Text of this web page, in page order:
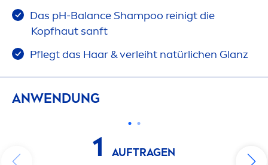
Das pH-BalanceShampoo reinigt die
Kopfhaut sanft
Pflegt das Haar & verleiht natürlichen Glanz
ANWENDUNG
1
AUFTRAGEN